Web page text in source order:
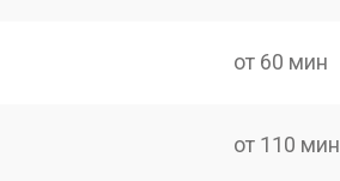
от 60 мин
от 110 мин